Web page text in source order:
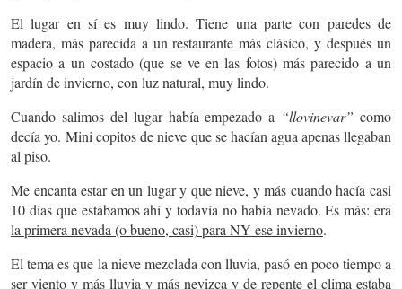
El lugar en sí es muy lindo. Tiene una parte con paredes de
madera, más parecida a un restaurante más clásico, y después un
espacio a un costado (que se ve en las fotos) más parecido a un
jardín de invierno, con luz natural, muy lindo.
Cuando salimos del lugar había empezado a “llovinevar” como
decía yo. Mini copitos de nieve que se hacían agua apenas llegaban
al piso.
Me encanta estar en un lugar y que nieve, y más cuando hacía casi
10 días que estábamos ahí y todavía no había nevado. Es más: era
la primera nevada (o bueno, casi) para NY ese invierno.
El tema es que la nieve mezclada con lluvia, pasó en poco tiempo a
ser viento y más lluvia y más nevizca y de repente el clima estaba